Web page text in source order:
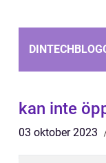
kan inte
03 oktober 2023